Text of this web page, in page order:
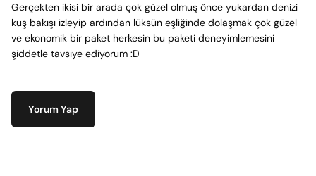
Gerçekten ikisi bir arada çok güzel olmuş önce yukardan denizi
kuş bakışı izleyip ardından lüksün eşliğinde dolaşmak çok güzel
ve ekonomik bir paket herkesin bu paketi deneyimlemesini
şiddetle tavsiye ediyorum :D
Yorum Yap